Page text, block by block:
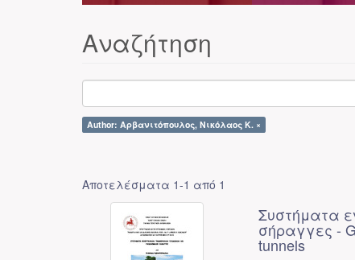
Αναζήτηση
Author: Αρβανιτόπουλος, Νικόλαος Κ. ×
Αποτελέσματα 1-1 από 1
Συστήματα
σήραγγες -
tunnels